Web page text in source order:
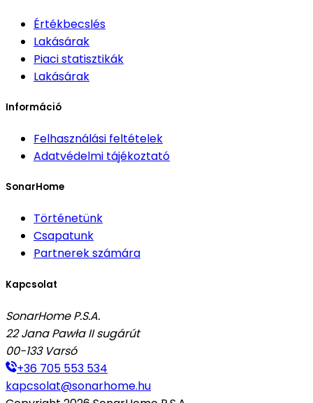
Értékbecslés
Lakásárak
Piaci statisztikák
Lakásárak
Információ
Felhasználási feltételek
Adatvédelmi tájékoztató
SonarHome
Történetünk
Csapatunk
Partnerek számára
Kapcsolat
SonarHome P.S.A.
22 Jana Pawła II sugárút
00-133 Varsó
+36 705 553 534
kapcsolat@sonarhome.hu